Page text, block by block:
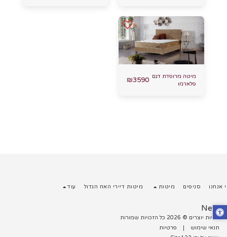
מיטה מרופדת דגם
פלארמו
₪3590
Nest
זכויות יוצרים © 2026 כל הזכויות שמורות
תנאי שימוש | פרטיות
אנחנו סניפים מיטות מיטות דיירי האח הגדול עוד